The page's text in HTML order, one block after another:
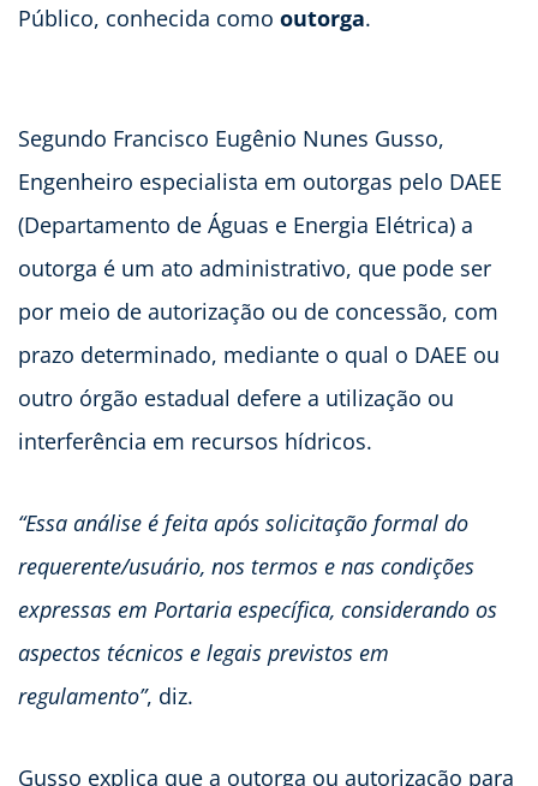
Público, conhecida como outorga.
Segundo Francisco Eugênio Nunes Gusso,
Engenheiro especialista em outorgas pelo DAEE
(Departamento de Águas e Energia Elétrica) a
outorga é um ato administrativo, que pode ser
por meio de autorização ou de concessão, com
prazo determinado, mediante o qual o DAEE ou
outro órgão estadual defere a utilização ou
interferência em recursos hídricos.
“Essa análise é feita após solicitação formal do
requerente/usuário, nos termos e nas condições
expressas em Portaria específica, considerando os
aspectos técnicos e legais previstos em
regulamento”, diz.
Gusso explica que a outorga ou autorização para